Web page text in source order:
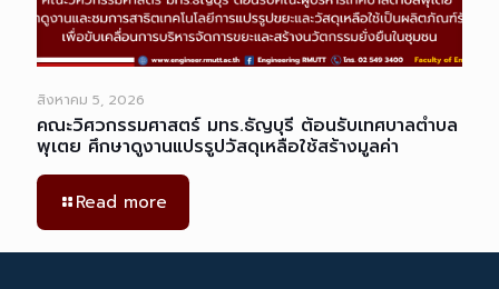
สิงหาคม 5, 2026
คณะวิศวกรรมศาสตร์ มทร.ธัญบุรี ต้อนรับเทศบาลตำบล
พุเตย ศึกษาดูงานแปรรูปวัสดุเหลือใช้สร้างมูลค่า
Read more